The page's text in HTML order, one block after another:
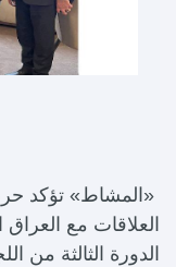
«المشاط» تؤكد
العلاقات مع
الدورة الثالثة من